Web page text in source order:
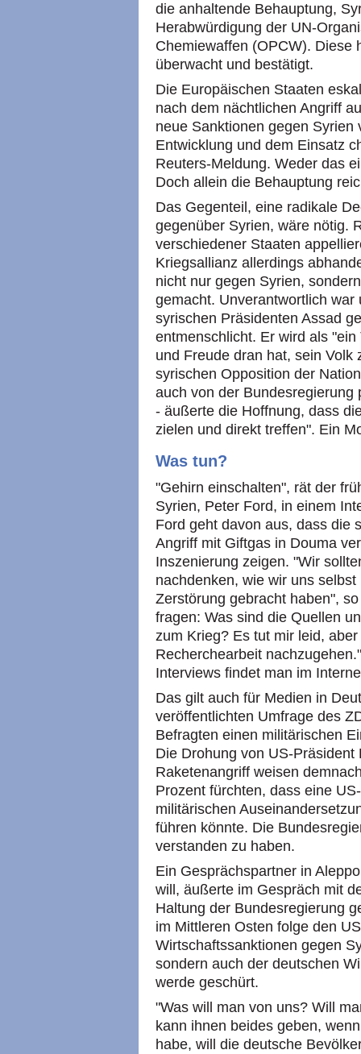
die anhaltende Behauptung,
Herabwürdigung der UN-
Chemiewaffen (OPCW). Diese
überwacht und bestätigt.
Die Europäischen Staaten
nach dem nächtlichen Angriff
neue Sanktionen gegen Syrien
Entwicklung und dem Einsatz
Reuters-Meldung. Weder das
Doch allein die Behauptung
Das Gegenteil, eine radikale
gegenüber Syrien, wäre nötig.
verschiedener Staaten
Kriegsallianz allerdings
nicht nur gegen Syrien,
gemacht. Unverantwortlich
syrischen Präsidenten Assad
entmenschlicht. Er wird als
und Freude dran hat, sein Volk
syrischen Opposition der
auch von der
- äußerte die Hoffnung, dass
zielen und direkt treffen". Ein
Was tun?
"Gehirn einschalten", rät der
Syrien, Peter Ford, in einem
Ford geht davon aus, dass die
Angriff mit Giftgas in Douma
Inszenierung zeigen. "Wir
nachdenken, wie wir uns
Zerstörung gebracht haben",
fragen: Was sind die Quellen
zum Krieg? Es tut mir leid,
Recherchearbeit
Interviews findet man im
Das gilt auch für Medien in
veröffentlichten Umfrage des
Befragten einen militärischen
Die Drohung von US-Präsident
Raketenangriff weisen
Prozent fürchten, dass eine
militärischen
führen könnte. Die
verstanden zu haben.
Ein Gesprächspartner in
will, äußerte im Gespräch mit
Haltung der Bundesregierung
im Mittleren Osten folge den
Wirtschaftssanktionen gegen
sondern auch der deutschen
werde geschürt.
"Was will man von uns? Will
kann ihnen beides geben,
habe, will die deutsche